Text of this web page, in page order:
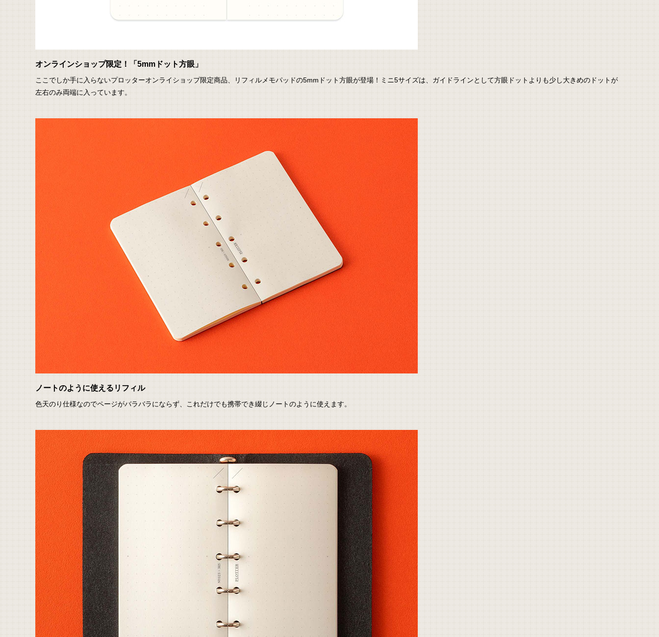
オンラインショップ限定！「5mmドット方眼」
ここでしか手に入らないプロッターオンライショップ限定商品、リフィルメモパッドの5mmドット方眼が登場！ミニ5サイズは、ガイドラインとして方眼ドットよりも少し大きめのドットが
左右のみ両端に入っています。
ノートのように使えるリフィル
色天のり仕様なのでページがバラバラにならず、これだけでも携帯でき綴じノートのように使えます。